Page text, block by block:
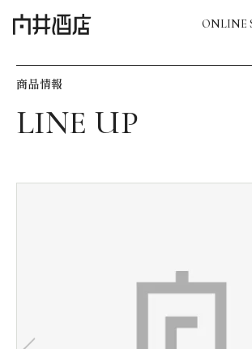
ONLINE
飲食店経営のお客様
お気に入り機能の活用方法
商品情報